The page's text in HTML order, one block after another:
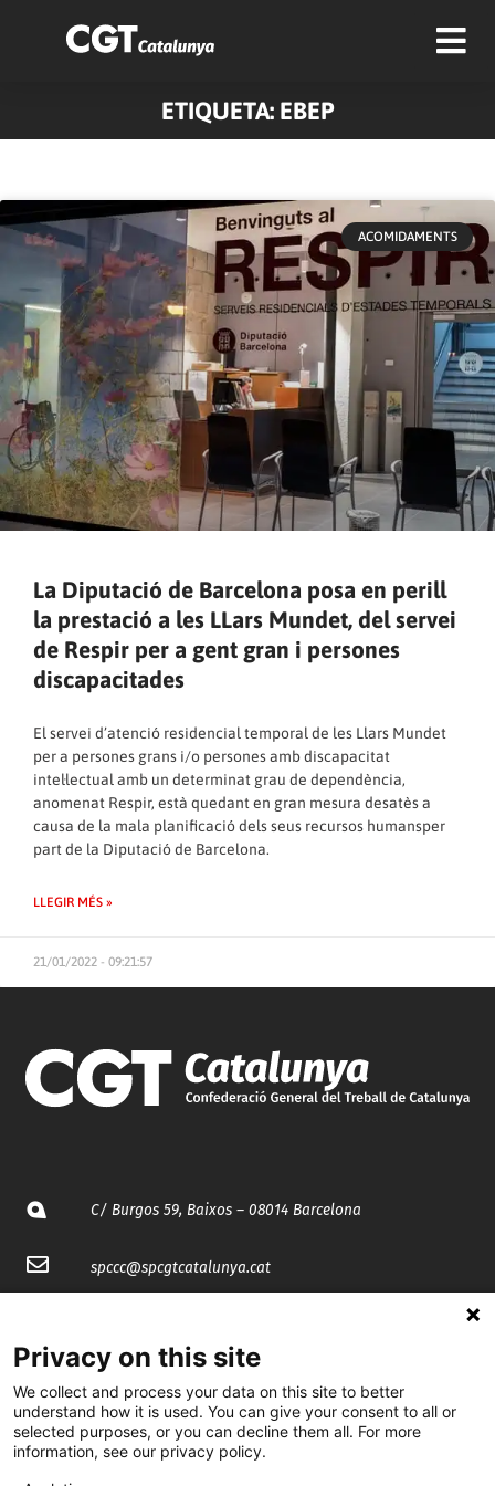
ETIQUETA: EBEP
ACOMIDAMENTS
La Diputació de Barcelona posa en perill
la prestació a les LLars Mundet, del servei
de Respir per a gent gran i persones
discapacitades
El servei d’atenció residencial temporal de les Llars Mundet
per a persones grans i/o persones amb discapacitat
intel·lectual amb un determinat grau de dependència,
anomenat Respir, està quedant en gran mesura desatès a
causa de la mala planificació dels seus recursos humansper
part de la Diputació de Barcelona.
LLEGIR MÉS »
21/01/2022 - 09:21:57
C/ Burgos 59, Baixos – 08014 Barcelona
spccc@spcgtcatalunya.cat
@CGTCatalunya
cgtcatalunya
Privacy on this site
We collect and process your data on this site to better
understand how it is used. You can give your consent to all or
selected purposes, or you can decline them all. For more
information, see our privacy policy.